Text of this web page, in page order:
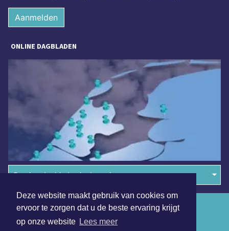
Deze website maakt gebruik van cookies om
ervoor te zorgen dat u de beste ervaring krijgt
op onze website Lees meer
Aanmelden
ONLINE DAGBLADEN
Overige dagbladen in de regio
Algemene voorwaarden
Disclaimer